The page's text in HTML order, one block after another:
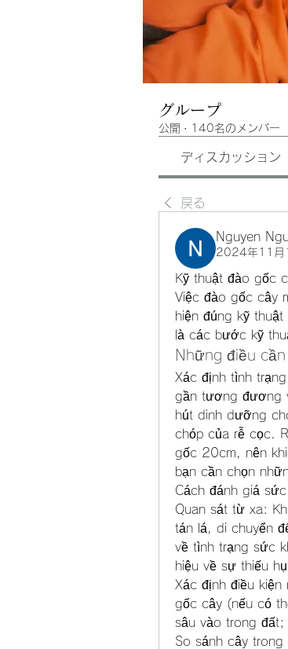
グループ
公開 · 140名のメンバー
ディスカッション
戻る
Nguyen
2024年11月
Kỹ thuật đào gốc
Việc đào gốc cây
hiện đúng kỹ
là các bước kỹ
Những điều
Xác định tình
gần tương đương
hút dinh dưỡng
chóp của rễ cọc.
gốc 20cm, nên
bạn cần chọn
Cách đánh giá
Quan sát từ xa:
tán lá, di chuyển
về tình trạng sức
hiệu về sự thiếu
Xác định điều
gốc cây (nếu có
sâu vào trong đất;
So sánh cây